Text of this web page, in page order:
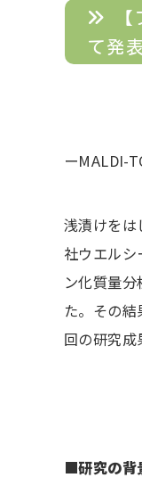
て発表
ーMALDI-
浅漬けをは
社ウエル
ン化質量
た。その
回の研究
■研究の背